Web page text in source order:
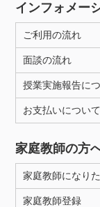
インフォメー
ご利用の流れ
面談の流れ
授業実施報告に
お支払いについて
家庭教師の方
家庭教師になり
家庭教師登録